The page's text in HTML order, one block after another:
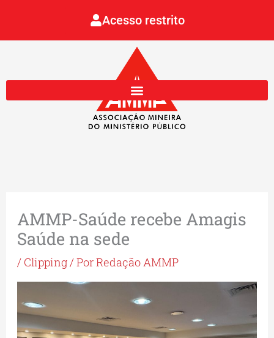
Acesso restrito
AMMP-Saúde recebe Amagis
Saúde na sede
/ Clipping/ PorRedação AMMP